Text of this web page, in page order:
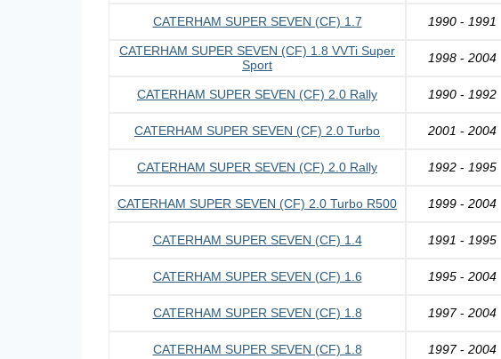
CATERHAM SUPER SEVEN (CF) 1.7 1990- 1991
CATERHAM SUPER SEVEN (CF) 1.8 VVTi Super
Sport
1998- 2004
CATERHAM SUPER SEVEN (CF) 2.0 Rally 1990- 1992
CATERHAM SUPER SEVEN (CF) 2.0 Turbo 2001 - 2004
CATERHAM SUPER SEVEN (CF) 2.0 Rally 1992- 1995
CATERHAM SUPER SEVEN (CF) 2.0 Turbo R500 1999- 2004
CATERHAM SUPER SEVEN (CF) 1.4 1991 - 1995
CATERHAM SUPER SEVEN (CF) 1.6 1995- 2004
CATERHAM SUPER SEVEN (CF) 1.8 1997- 2004
CATERHAM SUPER SEVEN (CF) 1.8 1997- 2004